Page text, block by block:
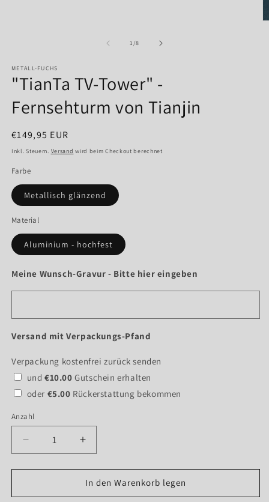
1/von
8
METALL-FUCHS
"TianTa TV-Tower" -
Fernsehturm von Tianjin
Normaler
Preis
€149,95 EUR
Inkl. Steuern. Versand wird beim Checkout berechnet
Farbe
Metallisch glänzend
Material
Aluminium - hochfest
Meine Wunsch-Gravur - Bitte hier eingeben
Versand mit Verpackungs-Pfand
Verpackung kostenfrei zurück senden
und€10.00 Gutschein erhalten
oder €5.00 Rückerstattung bekommen
Anzahl
Verringere
die
Menge
&quot;TianTa
Erhöhe
die
Menge
für
&quot;TianTa
In den Warenkorb legen